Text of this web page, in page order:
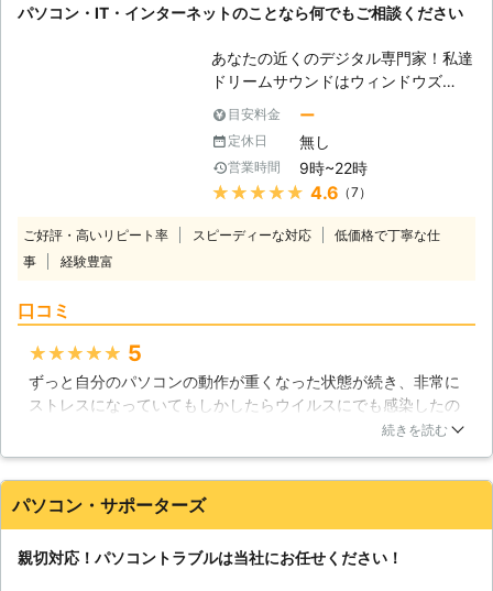
に清掃を行わないと、埃などが原因で
してしまうこともあるでしょう。しか
し、パソコンに詳しく無い方では、掃
除すら大変でしょうし、誤って部品に
傷を付けてしまえば壊れてしまう恐れ
もあります。また、ノートパソコンは
掃除すること事態が困難な作りとなっ
ておりますので、問題の対処が難しい
でしょう。もし、パソコンの不具合で
パソコン・IT・インターネットのことなら何でもご相談ください
あなたの近くのデジタル専門家！私達
ドリームサウンドはウィンドウズ
（Windows)に強い！マック（Mac)に
強い！パソコンに関連するトラブルを
素早く確実に解決いたします。当社ド
リームサウンドはパソコン・ITサポー
ト・修理サービスです。パソコン、ス
きない、故障した、データが消えてし
即日・翌日も対応！緊急トラブル大歓
迎です、お任せください。 【愛され
てここまでこれました】 近年パソコ
手伝ってか、おかげさまでサポート実
目安料金 ー
定休日 無し
営業時間 9時~22時
★★★★★ 4.6 （7）
ご好評・高いリピート率 スピーディーな対応
低価格で丁寧な仕
事
経験豊富
口コミ
★★★★★ 5
ずっと自分のパソコンの動作が重くなった状態が続き、非常に
ストレスになっていてもしかしたらウイルスにでも感染したの
では？と思い、思いきって修理に出してみました。非常に丁寧
足しています。また何かトラブルがあった時はお願いします
ね。ありがとうございました。
静岡県 沼津市 2016年11月30日
続きを読む
パソコン・サポーターズ
親切対応！パソコントラブルは当社にお任せください！